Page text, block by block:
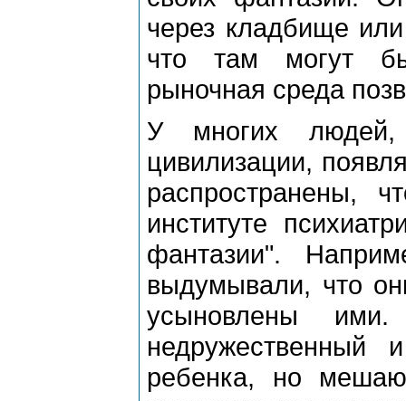
через кладбище
что там могут
рыночная среда
У многих людей,
цивилизации,
распространены,
институте
фантазии".
выдумывали, что
усыновлены ими.
недружественный
ребенка, но